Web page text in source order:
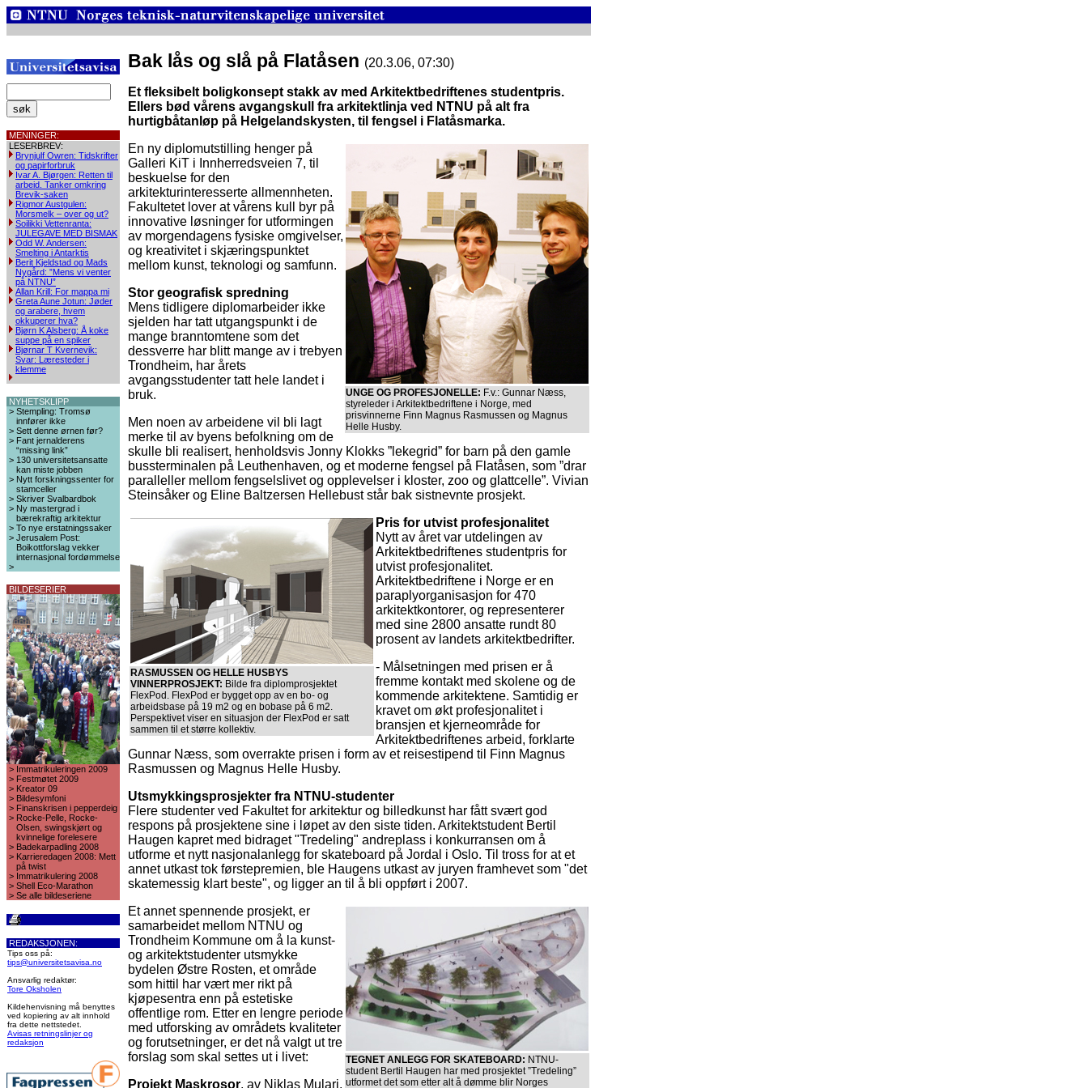
MENINGER:
LESERBREV:
Brynjulf Owren: Tidskrifter
og papirforbruk
Ivar A. Bjørgen: Retten til
arbeid. Tanker omkring
Brevik-saken
Rigmor Austgulen:
Morsmelk – over og ut?
Soilikki Vettenranta:
JULEGAVE MED BISMAK
Odd W. Andersen:
Smelting i Antarktis
Berit Kjeldstad og Mads
Nygård: ”Mens vi venter
på NTNU”
Allan Krill: For mappa mi
Greta Aune Jotun: Jøder
og arabere, hvem
okkuperer hva?
Bjørn K Alsberg: Å koke
suppe på en spiker
Bjørnar T Kvernevik:
Svar: Læresteder i
klemme
NYHETSKLIPP
> Stempling: Tromsø
innfører ikke
> Sett denne ørnen før?
> Fant jernalderens
“missing link”
> 130 universitetsansatte
kan miste jobben
> Nytt forskningssenter for
stamceller
> Skriver Svalbardbok
> Ny mastergrad i
bærekraftig arkitektur
> To nye erstatningssaker
> Jerusalem Post:
Boikottforslag vekker
internasjonal fordømmelse
>
BILDESERIER
> Immatrikuleringen 2009
> Festmøtet 2009
> Kreator 09
> Bildesymfoni
> Finanskrisen i pepperdeig
> Rocke-Pelle, Rocke-
Olsen, swingskjørt og
kvinnelige forelesere
> Badekarpadling 2008
> Karrieredagen 2008: Mett
på twist
> Immatrikulering 2008
> Shell Eco-Marathon
> Se alle bildeseriene
REDAKSJONEN:
Tips oss på:
tips@universitetsavisa.no
Ansvarlig redaktør:
Tore Oksholen
Kildehenvisning må benyttes
ved kopiering av alt innhold
fra dette nettstedet.
Avisas retningslinjer og
redaksjon
Bak lås og slå på Flatåsen (20.3.06, 07:30)
Et fleksibelt boligkonsept stakk av med Arkitektbedriftenes studentpris.
Ellers bød vårens avgangskull fra arkitektlinja ved NTNU på alt fra
hurtigbåtanløp på Helgelandskysten, til fengsel i Flatåsmarka.
UNGE OG PROFESJONELLE: F.v.: Gunnar Næss,
styreleder i Arkitektbedriftene i Norge, med
prisvinnerne Finn Magnus Rasmussen og Magnus
Helle Husby.
En ny diplomutstilling henger på
Galleri KiT i Innherredsveien 7, til
beskuelse for den
arkitekturinteresserte allmennheten.
Fakultetet lover at vårens kull byr på
innovative løsninger for utformingen
av morgendagens fysiske omgivelser,
og kreativitet i skjæringspunktet
mellom kunst, teknologi og samfunn.
Stor geografisk spredning
Mens tidligere diplomarbeider ikke
sjelden har tatt utgangspunkt i de
mange branntomtene som det
dessverre har blitt mange av i trebyen
Trondheim, har årets
avgangsstudenter tatt hele landet i
bruk.
Men noen av arbeidene vil bli lagt
merke til av byens befolkning om de
skulle bli realisert, henholdsvis Jonny Klokks ”lekegrid” for barn på den gamle
bussterminalen på Leuthenhaven, og et moderne fengsel på Flatåsen, som ”drar
paralleller mellom fengselslivet og opplevelser i kloster, zoo og glattcelle”. Vivian
Steinsåker og Eline Baltzersen Hellebust står bak sistnevnte prosjekt.
RASMUSSEN OG HELLE HUSBYS
VINNERPROSJEKT: Bilde fra diplomprosjektet
FlexPod. FlexPod er bygget opp av en bo- og
arbeidsbase på 19 m2 og en bobase på 6 m2.
Perspektivet viser en situasjon der FlexPod er satt
sammen til et større kollektiv.
Pris for utvist profesjonalitet
Nytt av året var utdelingen av
Arkitektbedriftenes studentpris for
utvist profesjonalitet.
Arkitektbedriftene i Norge er en
paraplyorganisasjon for 470
arkitektkontorer, og representerer
med sine 2800 ansatte rundt 80
prosent av landets arkitektbedrifter.
- Målsetningen med prisen er å
fremme kontakt med skolene og de
kommende arkitektene. Samtidig er
kravet om økt profesjonalitet i
bransjen et kjerneområde for
Arkitektbedriftenes arbeid, forklarte
Gunnar Næss, som overrakte prisen i form av et reisestipend til Finn Magnus
Rasmussen og Magnus Helle Husby.
Utsmykkingsprosjekter fra NTNU-studenter
Flere studenter ved Fakultet for arkitektur og billedkunst har fått svært god
respons på prosjektene sine i løpet av den siste tiden. Arkitektstudent Bertil
Haugen kapret med bidraget "Tredeling" andreplass i konkurransen om å
utforme et nytt nasjonalanlegg for skateboard på Jordal i Oslo. Til tross for at et
annet utkast tok førstepremien, ble Haugens utkast av juryen framhevet som "det
skatemessig klart beste", og ligger an til å bli oppført i 2007.
TEGNET ANLEGG FOR SKATEBOARD: NTNU-
student Bertil Haugen har med prosjektet ”Tredeling”
utformet det som etter alt å dømme blir Norges
Et annet spennende prosjekt, er
samarbeidet mellom NTNU og
Trondheim Kommune om å la kunst-
og arkitektstudenter utsmykke
bydelen Østre Rosten, et område
som hittil har vært mer rikt på
kjøpesentra enn på estetiske
offentlige rom. Etter en lengre periode
med utforsking av områdets kvaliteter
og forutsetninger, er det nå valgt ut tre
forslag som skal settes ut i livet:
Projekt Maskrosor, av Niklas Mulari,